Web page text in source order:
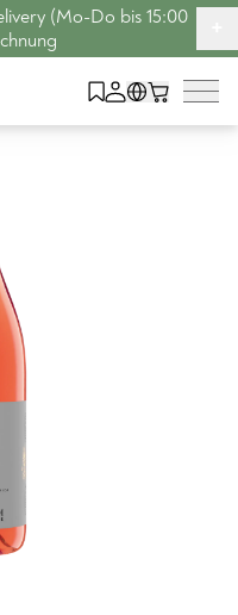
(Mo-Do bis 15:00